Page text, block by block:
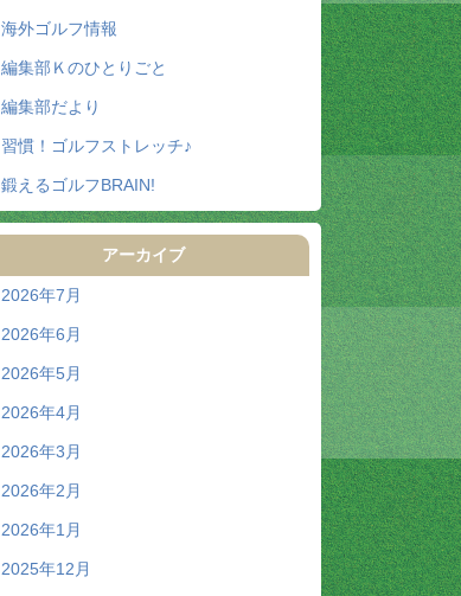
海外ゴルフ情報
編集部Ｋのひとりごと
編集部だより
習慣！ゴルフストレッチ♪
鍛えるゴルフBRAIN!
アーカイブ
2026年7月
2026年6月
2026年5月
2026年4月
2026年3月
2026年2月
2026年1月
2025年12月